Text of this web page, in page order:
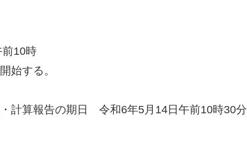
10時
始する。
計算報告の期日 令和6年5月14日午前10時30分